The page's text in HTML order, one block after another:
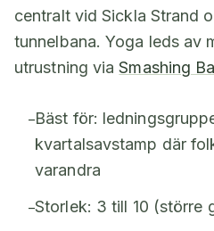
centralt vid Sickla Strand
tunnelbana. Yoga leds av
utrustning viaSmashing
–Bäst för:
kvartalsavstamp där
varandra
–Storlek: 3 till 10 (större